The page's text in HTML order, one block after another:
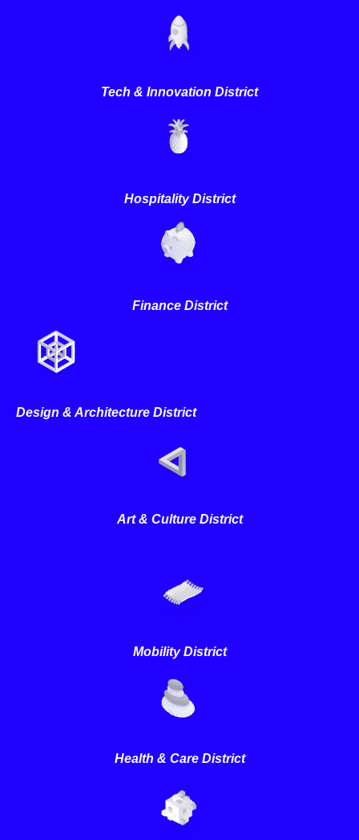
Tech & Innovation District
Hospitality District
Finance District
Design & Architecture District
Art & Culture District
Mobility District
Health & Care District